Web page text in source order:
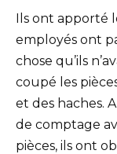
Ils ont apporté
employés ont
chose qu’ils
coupé les
et des haches.
de comptage
pièces, ils ont